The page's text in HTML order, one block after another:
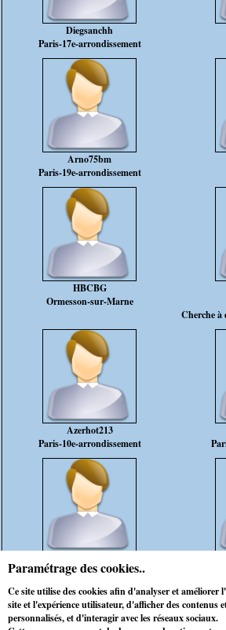
Paramétrage des cookies..
Ce site utilise des cookies afin d'analyser et améliorer
site et l'expérience utilisateur, d'afficher des contenus
personnalisés, et d'interagir avec les réseaux sociaux.
Diegsanchh
Paris-17e-arrondissement
Arno75bm
Paris-19e-arrondissement
HBCBG
Ormesson-sur-Marne
Cherche à
Azerhot213
Paris-10e-arrondissement
Meaux
rencontre célibataire saint-